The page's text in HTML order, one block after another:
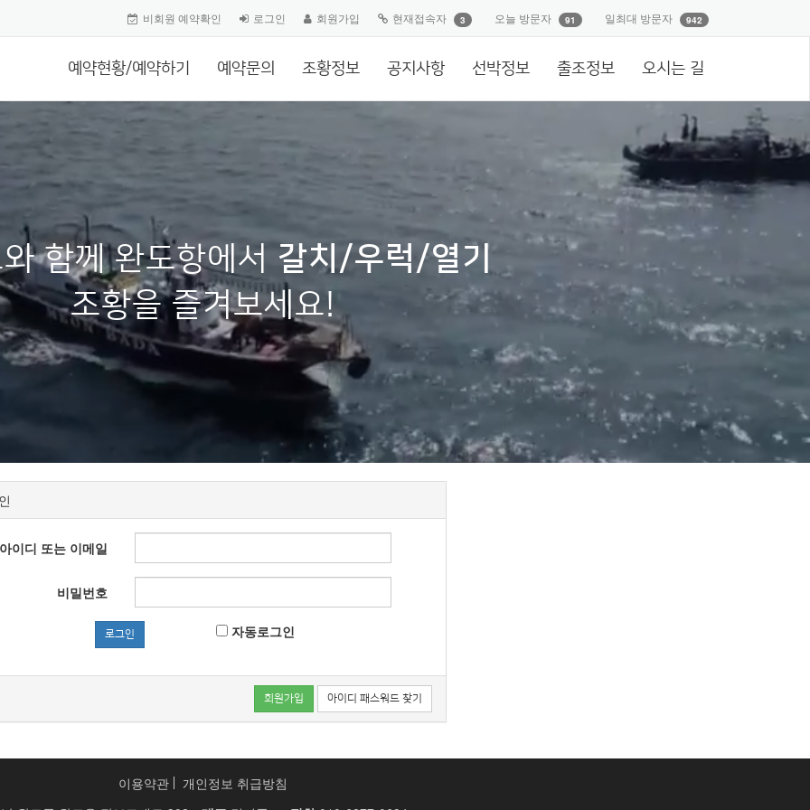
비회원 예약확인 로그인 회원가입 현재접속자 3 오늘 방문자 91 일최대 방문자 942
예약현황/예약하기 예약문의 조황정보 공지사항 선박정보 출조정보 오시는 길
함께 완도항에서 갈치/우럭/열기
조황을 즐겨보세요!
함께 완도항에서갈치/우럭/열기
조황을 즐겨보세요!
아이디 또는 이메일
비밀번호
로그인 자동로그인
회원가입 아이디 패스워드 찾기
이용약관
개인정보 취급방침